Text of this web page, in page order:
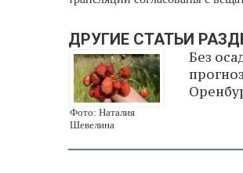
ДРУГИЕ СТАТЬИ
Фото: Наталия
Шевелина
Без